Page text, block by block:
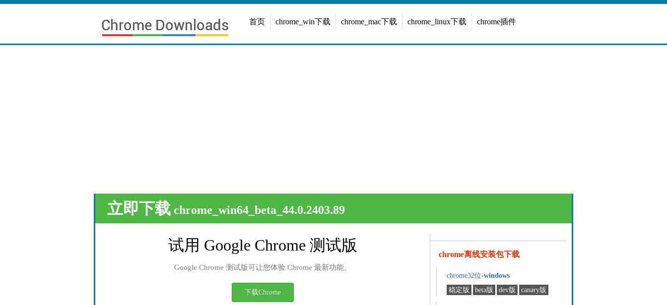
首页 chrome_win下载 chrome_mac下载 chrome_linux下载 chrome插件
立即下载 chrome_win64_beta_44.0.2403.89
试用 Google Chrome 测试版
Google Chrome 测试版可让您体验 Chrome 最新功能。
下载Chrome
chrome离线安装包下载
chrome32位-windows
稳定版
beta版 dev版 canary版